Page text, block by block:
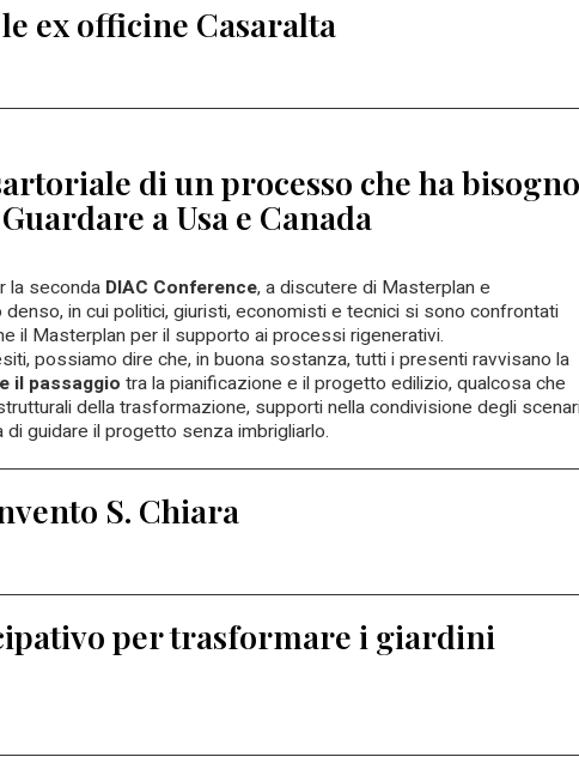
ex officine Casaralta
di un processo che ha bisogno
a Usa e Canada
la seconda DIAC Conference, a discutere di Masterplan e
denso, in cui politici, giuristi, economisti e tecnici si sono confrontati
il Masterplan per il supporto ai processi rigenerativi.
possiamo dire che, in buona sostanza, tutti i presenti ravvisano la
il passaggio tra la pianificazione e il progetto edilizio, qualcosa che
della trasformazione, supporti nella condivisione degli
guidare il progetto senza imbrigliarlo.
S. Chiara
per trasformare i giardini